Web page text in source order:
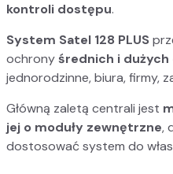
kontroli dostępu.
System Satel 128 PLUS
ochronyśrednich i
jednorodzinne, biura, firmy,
Główną zaletą centrali jest
jej o moduły zewnętrzne,
dostosować system do